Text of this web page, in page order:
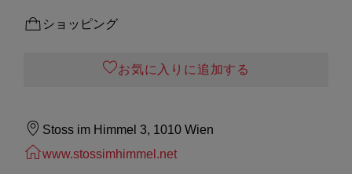
ショッピング
お気に入りに追加する
Stoss im Himmel 3, 1010 Wien
www.stossimhimmel.net